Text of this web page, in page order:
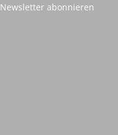
Newsletter abonnieren